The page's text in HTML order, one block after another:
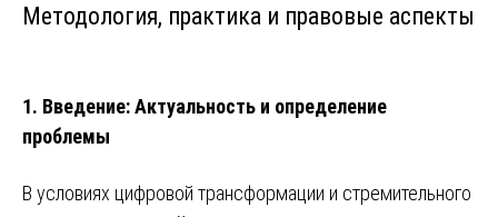
Методология, практика и правовые аспекты
1. Введение: Актуальность и определение
проблемы
В условиях цифровой трансформации и стремительного